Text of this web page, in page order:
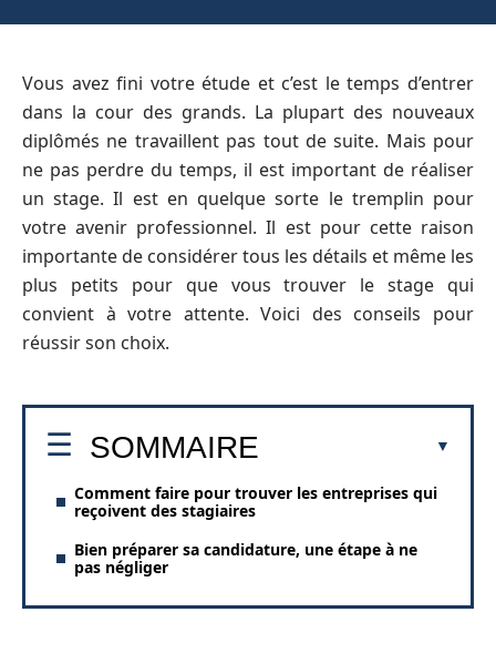
Vous avez fini votre étude et c’est le temps d’entrer
dans la cour des grands. La plupart des nouveaux
diplômés ne travaillent pas tout de suite. Mais pour
ne pas perdre du temps, il est important de réaliser
un stage. Il est en quelque sorte le tremplin pour
votre avenir professionnel. Il est pour cette raison
importante de considérer tous les détails et même les
plus petits pour que vous trouver le stage qui
convient à votre attente. Voici des conseils pour
réussir son choix.
SOMMAIRE
Comment faire pour trouver les entreprises qui
reçoivent des stagiaires
Bien préparer sa candidature, une étape à ne
pas négliger